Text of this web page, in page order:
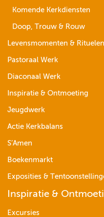
Komende Kerkdiensten
Doop, Trouw & Rouw
Levensmomenten & Rituelen
Pastoraal Werk
Diaconaal Werk
Inspiratie & Ontmoeting
Jeugdwerk
Actie Kerkbalans
S’Amen
Boekenmarkt
Exposities &
Inspiratie &
Excursies